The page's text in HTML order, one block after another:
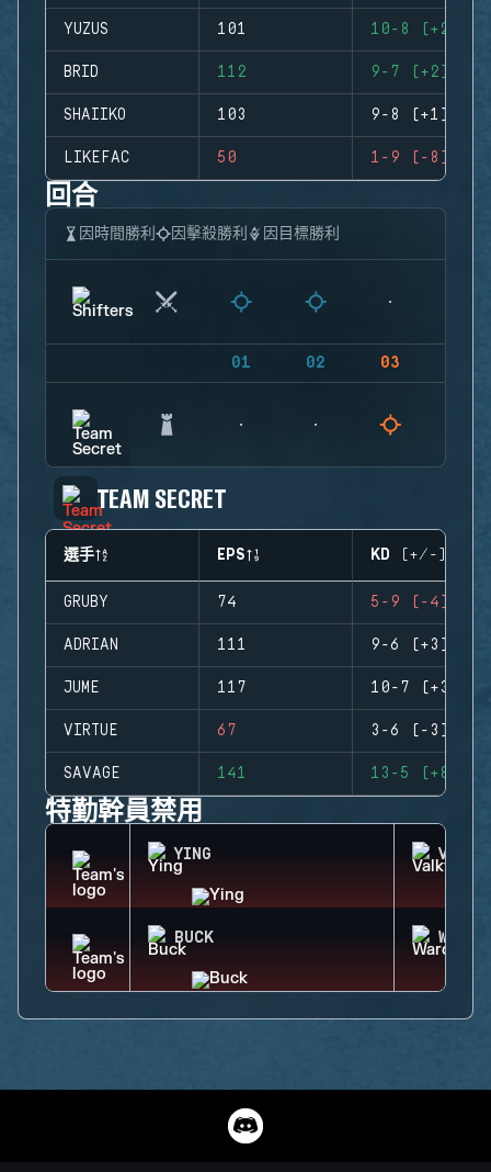
YUZUS 101 10-8 (+2)
BRID 112 9-7 (+2)
SHAIIKO 103 9-8 (+1)
LIKEFAC 50 1-9 (-8)
回合
因時間勝利 因擊殺勝利 因目標勝利
01 02 03
TEAM SECRET
選手 EPS KD (+/-)
GRUBY 74 5-9 (-4)
ADRIAN 111 9-6 (+3)
JUME 117 10-7 (+3)
VIRTUE 67 3-6 (-3)
SAVAGE 141 13-5 (+8)
特勤幹員禁用
YING
BUCK